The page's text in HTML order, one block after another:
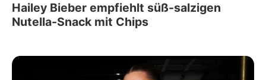
Hailey Bieber empfiehlt süß-salzigen
Nutella-Snack mit Chips